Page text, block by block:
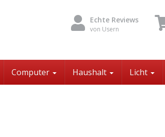
Echte Reviews
von Usern
Computer Haushalt Licht